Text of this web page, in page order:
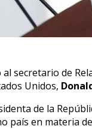
al secretario de
Unidos,
de la
país en materia